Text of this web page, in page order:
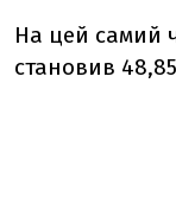
На цей самий
становив